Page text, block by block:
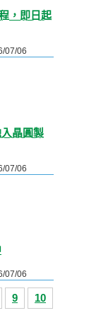
，即日起
07/06
晶圓製
07/06
07/06
9 10